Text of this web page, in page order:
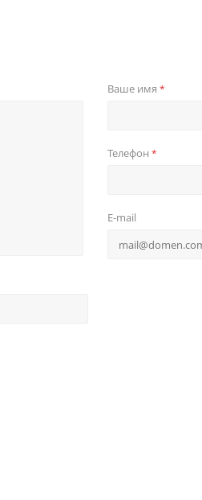
Ваше имя *
Телефон *
E-mail